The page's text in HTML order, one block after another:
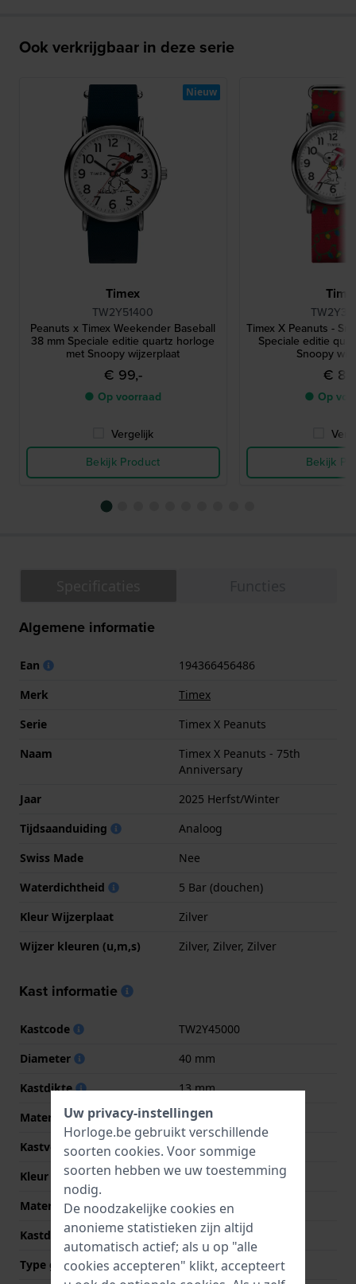
Ook verkrijgbaar in deze serie
Timex
TW2Y51400
Peanuts x Timex Weekender Baseball
38 mm Speciale editie quartz horloge
met Snoopy wijzerplaat
€ 99,-
● Op voorraad
Vergelijk
Bekijk Product
Nieuw
Timex X Peanuts -
Speciale editie
Snoopy
€
● Op
Bekijk
Algemene informatie
Ean
194366456486
Merk
Timex
Serie
Timex X Peanuts
Naam
Timex X Peanuts - 75th
Anniversary
Jaar
2025 Herfst/Winter
Tijdsaanduiding
Analoog
Swiss Made
Nee
Waterdichtheid
5 Bar (douchen)
Kleur Wijzerplaat
Zilver
Wijzer kleuren (u,m,s)
Zilver, Zilver, Zilver
Kast informatie
Kastcode
TW2Y45000
Diameter
40 mm
Kastdikte
13 mm
Materiaal
Roestvrij staal
Kastvorm
Rond
Kleur kast
Zilver
Materiaal kastdeksel
Roestvrij staal
Kastdeksel
Klikkast
Type glas
Acryl
Uw privacy-instellingen
Horloge.be gebruikt verschillende
soorten cookies. Voor sommige
soorten hebben we uw toestemming
nodig.
De noodzakelijke cookies en
anonieme statistieken zijn altijd
automatisch actief; als u op "alle
cookies accepteren" klikt, accepteert